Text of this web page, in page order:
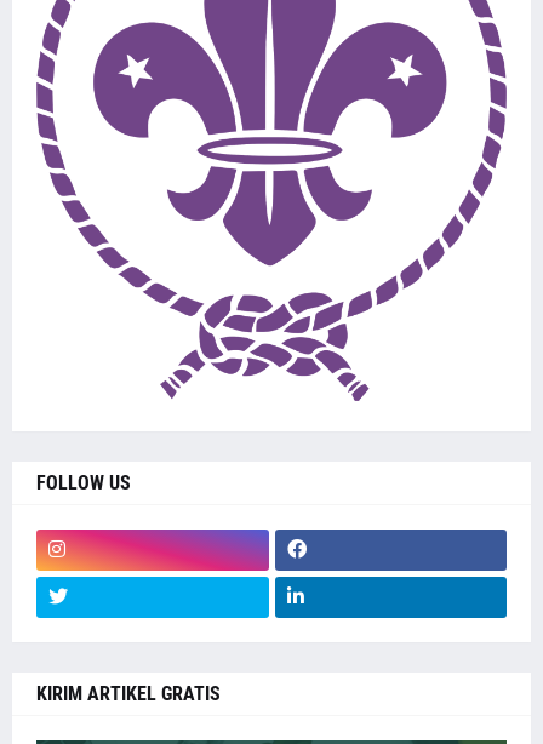
FOLLOW US
KIRIM ARTIKEL GRATIS